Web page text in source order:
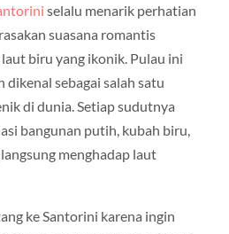
selalu menarik perhatian
suasana romantis
biru yang ikonik. Pulau ini
dikenal sebagai salah satu
di dunia. Setiap sudutnya
bangunan putih, kubah biru,
menghadap laut
ke Santorini karena ingin